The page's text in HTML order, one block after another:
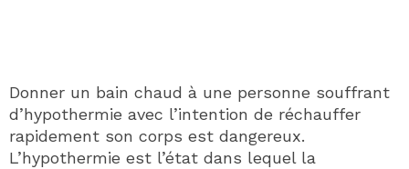
Donner un bain chaud à une personne souffrant
d’hypothermie avec l’intention de réchauffer
rapidement son corps est dangereux.
L’hypothermie est l’état dans lequel la